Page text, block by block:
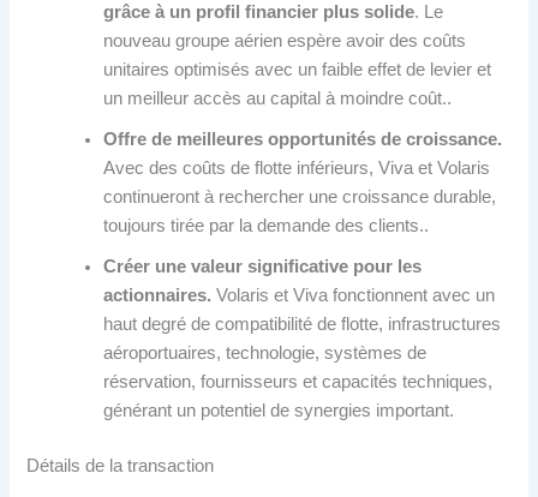
grâce à un profil financier plus solide. Le
nouveau groupe aérien espère avoir des coûts
unitaires optimisés avec un faible effet de levier et
un meilleur accès au capital à moindre coût..
Offre de meilleures opportunités de croissance.
Avec des coûts de flotte inférieurs, Viva et Volaris
continueront à rechercher une croissance durable,
toujours tirée par la demande des clients..
Créer une valeur significative pour les
actionnaires. Volaris et Viva fonctionnent avec un
haut degré de compatibilité de flotte, infrastructures
aéroportuaires, technologie, systèmes de
réservation, fournisseurs et capacités techniques,
générant un potentiel de synergies important.
Détails de la transaction